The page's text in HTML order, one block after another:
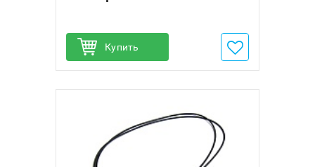
Купить
Добавить в избранное